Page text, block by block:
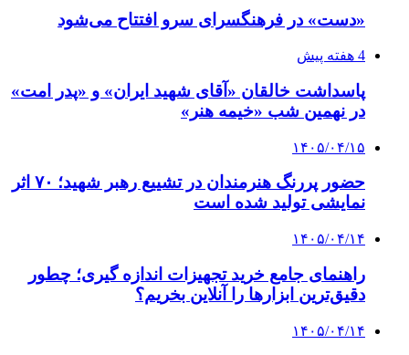
«دست» در فرهنگسرای سرو افتتاح می‌شود
4 هفته پیش
پاسداشت خالقان «آقای شهید ایران» و «پدر امت»
در نهمین شب «خیمه هنر»
۱۴۰۵/۰۴/۱۵
حضور پررنگ هنرمندان در تشییع رهبر شهید؛ ۷۰ اثر
نمایشی تولید شده است
۱۴۰۵/۰۴/۱۴
راهنمای جامع خرید تجهیزات اندازه گیری؛ چطور
دقیق‌ترین ابزارها را آنلاین بخریم؟
۱۴۰۵/۰۴/۱۴